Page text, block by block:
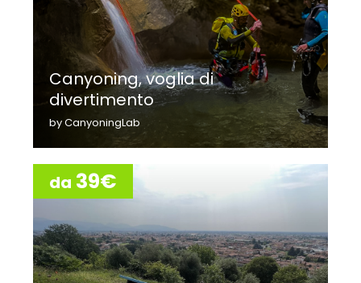
Canyoning, voglia di
divertimento
by CanyoningLab
da 39€